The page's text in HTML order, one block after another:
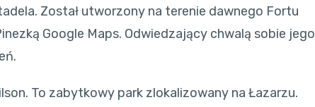
Został utworzony na terenie dawnego Fortu
Google Maps. Odwiedzający chwalą sobie jego
To zabytkowy park zlokalizowany na Łazarzu.